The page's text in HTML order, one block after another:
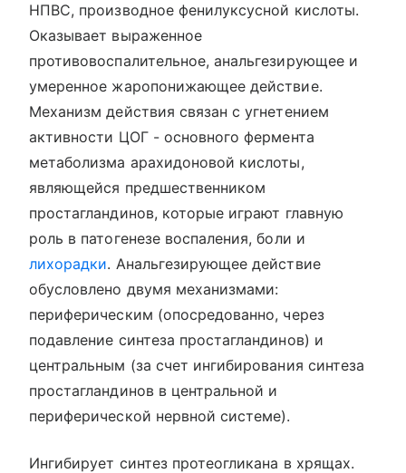
НПВС, производное фенилуксусной кислоты.
Оказывает выраженное
противовоспалительное, анальгезирующее и
умеренное жаропонижающее действие.
Механизм действия связан с угнетением
активности ЦОГ - основного фермента
метаболизма арахидоновой кислоты,
являющейся предшественником
простагландинов, которые играют главную
роль в патогенезе воспаления, боли и
лихорадки. Анальгезирующее действие
обусловлено двумя механизмами:
периферическим (опосредованно, через
подавление синтеза простагландинов) и
центральным (за счет ингибирования синтеза
простагландинов в центральной и
периферической нервной системе).
Ингибирует синтез протеогликана в хрящах.